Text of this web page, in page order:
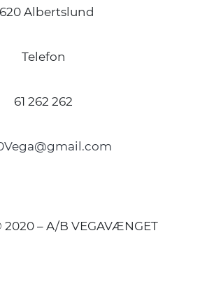
Albertslund
Telefon
61 262 262
– A/B VEGAVÆNGET